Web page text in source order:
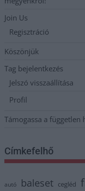
Join Us
Regisztráció
Köszönjük
Tag bejelentkezés
Jelszó visszaállítása
Profil
Támogassa a független
Címkefelhő
autó baleset cegléd